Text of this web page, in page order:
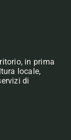
in prima
locale,
di